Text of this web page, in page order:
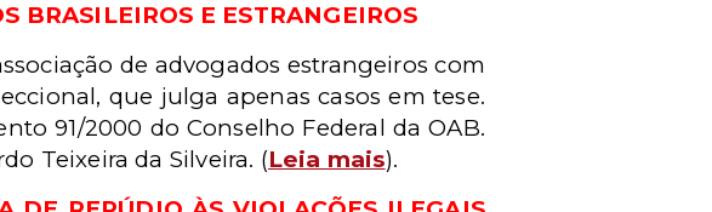
BRASILEIROS E ESTRANGEIROS
de advogados estrangeiros com
que julga apenas casos em tese.
91/2000 do Conselho Federal da OAB.
Teixeira da Silveira. (Leia mais).